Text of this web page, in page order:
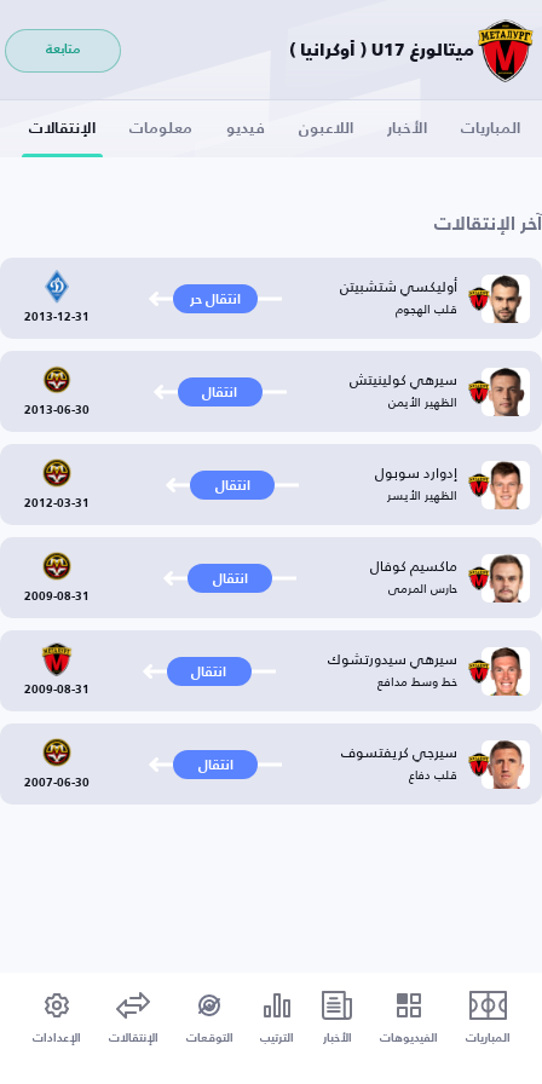
ميتالورغ U17 ( أوكرانيا ) متابعة
المباريات الأخبار اللاعبون فيديو معلومات الإنتقالات
آخر الإنتقالات
أوليكسي شتشبيتن
قلب الهجوم انتقال حر
2013-12-31
سيرهي كولينيتش
الظهير الأيمن انتقال
2013-06-30
إدوارد سوبول
الظهير الأيسر انتقال
2012-03-31
ماكسيم كوفال
حارس المرمى انتقال
2009-08-31
سيرهي سيدورتشوك
خط وسط مدافع انتقال
2009-08-31
سيرجي كريفتسوف
قلب دفاع انتقال
2007-06-30
المباريات الفيديوهات الأخبار الترتيب التوقعات الإنتقالات الإعدادات